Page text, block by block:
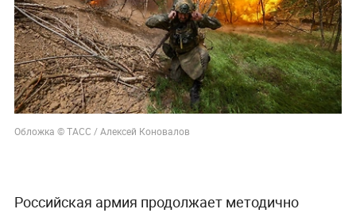
Обложка © ТАСС / Алексей Коновалов
Российская армия продолжает методично